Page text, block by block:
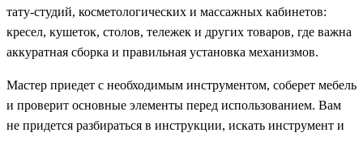
тату-студий, косметологических и массажных кабинетов:
кресел, кушеток, столов, тележек и других товаров, где важна
аккуратная сборка и правильная установка механизмов.
Мастер приедет с необходимым инструментом, соберет мебель
и проверит основные элементы перед использованием. Вам
не придется разбираться в инструкции, искать инструмент и